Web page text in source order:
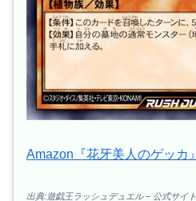
Amazon『花牙美人のゲッカ』
出典:遊戯王ラッシュデュエル – 公式サイト